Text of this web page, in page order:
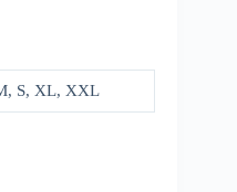
S, XL, XXL